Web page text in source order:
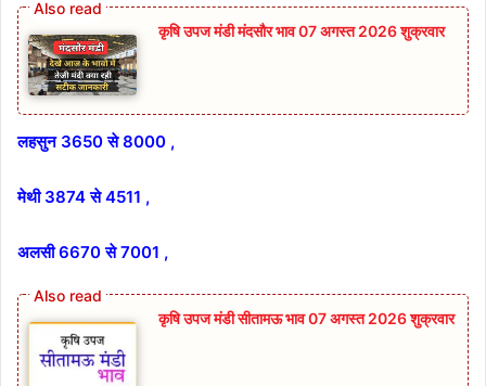
कृषि उपज मंडी मंदसौर भाव 07 अगस्त 2026 शुक्रवार
लहसुन 3650 से 8000 ,
मेथी 3874 से 4511 ,
अलसी 6670 से 7001 ,
कृषि उपज मंडी सीतामऊ भाव 07 अगस्त 2026 शुक्रवार